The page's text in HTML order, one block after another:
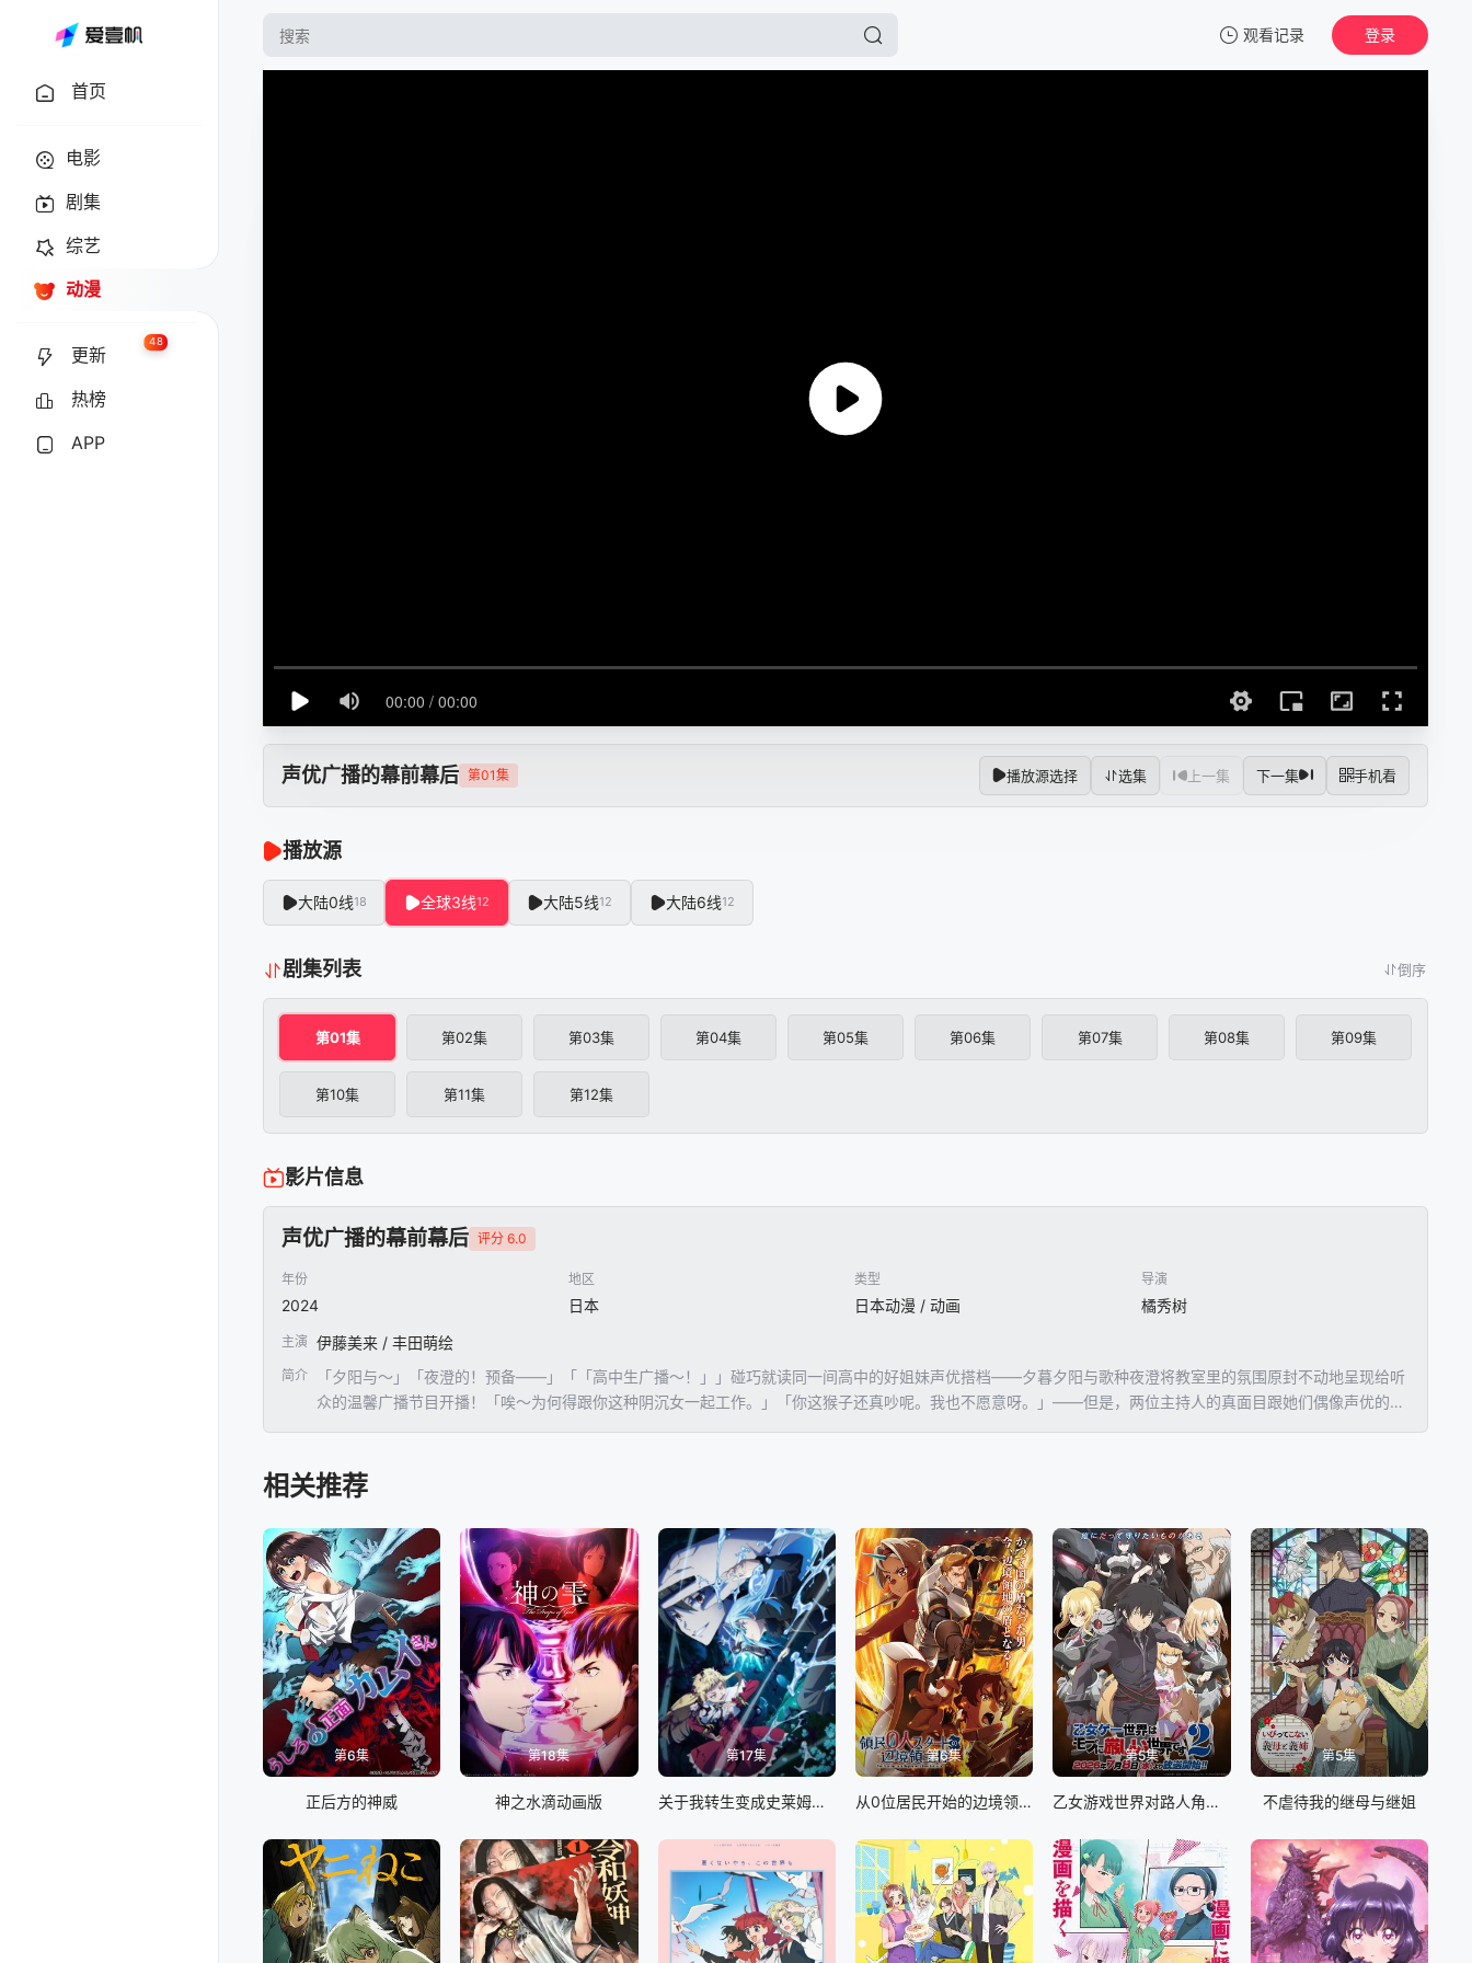
观看记录 登录
首页
电影
剧集
综艺
动漫
更新
48
热榜
APP
声优广播的幕前幕后 第01集 播放源选择 选集 上一集 下一集 手机看
播放源
大陆0线18 全球3线12 大陆5线12 大陆6线12
剧集列表 倒序
第01集 第02集 第03集 第04集 第05集 第06集 第07集 第08集 第09集
第10集 第11集 第12集
影片信息
声优广播的幕前幕后 评分 6.0
年份
2024
地区
日本
类型
日本动漫 / 动画
导演
橘秀树
主演 伊藤美来 / 丰田萌绘
简介
「夕阳与～」「夜澄的！预备——」「「高中生广播～！」」碰巧就读同一间高中的好姐妹声优搭档——夕暮夕阳与歌种夜澄将教室里的氛围原封不动地呈现给听
众的温馨广播节目开播！「唉～为何得跟你这种阴沉女一起工作。」「你这猴子还真吵呢。我也不愿意呀。」——但是，两位主持人的真面目跟她们偶像声优的形
相关推荐
第6集
正后方的神威
第18集
神之水滴动画版
第17集
关于我转生变成史莱姆这档事第四季
第6集
从0位居民开始的边境领主大人
第5集
乙女游戏世界对路人角色很不友好 第二季
第5集
不虐待我的继母与继姐